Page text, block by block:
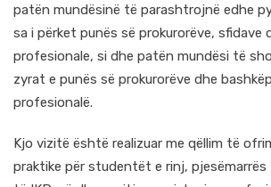
patën mundësinë të parashtrojnë edhe
sa i përket punës së prokurorëve, sfidave
profesionale, si dhe patën mundësi të
zyrat e punës së prokurorëve dhe
profesionalë.
Kjo vizitë është realizuar me qëllim të
praktike për studentët e rinj, pjesëmarrës